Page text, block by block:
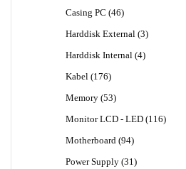
Casing PC 4646
Harddisk External 33
Harddisk Internal 44
Kabel 176176
Memory 5353
Monitor LCD - LED 116116
Motherboard 9494
Power Supply 3131